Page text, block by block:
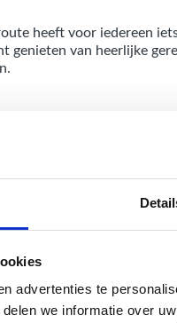
advertenties te
we informatie over
heeft voor iedereen
van heerlijke